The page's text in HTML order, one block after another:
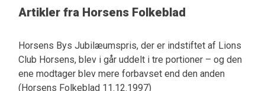
Artikler fra Horsens Folkeblad
Horsens Bys Jubilæumspris, der er indstiftet af Lions
Club Horsens, blev i går uddelt i tre portioner – og den
ene modtager blev mere forbavset end den anden
(Horsens Folkeblad 11.12.1997)